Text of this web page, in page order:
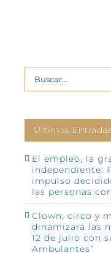
Buscar:
Últimas Entradas
El empleo, la
independiente:
impulso
las personas
Clown, circo y
dinamizará las
12 de julio con
Ambulantes”